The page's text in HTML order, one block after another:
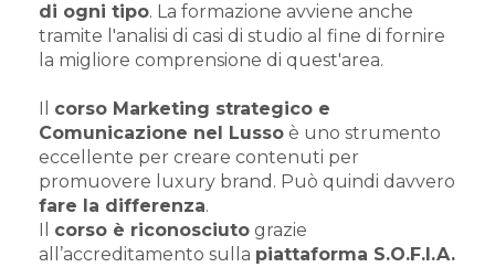
di ogni tipo. La formazione avviene anche
tramite l'analisi di casi di studio al fine di fornire
la migliore comprensione di quest'area.
corso Marketing strategico e
Comunicazione nel Lusso è uno strumento
eccellente per creare contenuti per
promuovere luxury brand. Può quindi davvero
fare la differenza.
corso è riconosciuto grazie
all’accreditamento sulla piattaforma S.O.F.I.A.